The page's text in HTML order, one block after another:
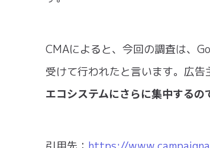
CMAによると、今回の調査は、
受けて行われたと言います。広告
エコシステムにさらに集中するの